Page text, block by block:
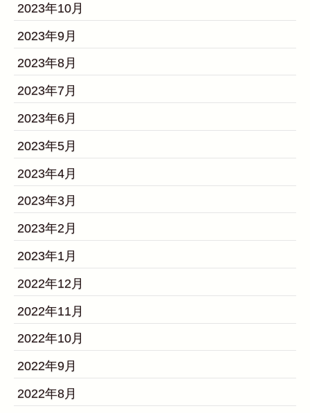
2023年10月
2023年9月
2023年8月
2023年7月
2023年6月
2023年5月
2023年4月
2023年3月
2023年2月
2023年1月
2022年12月
2022年11月
2022年10月
2022年9月
2022年8月